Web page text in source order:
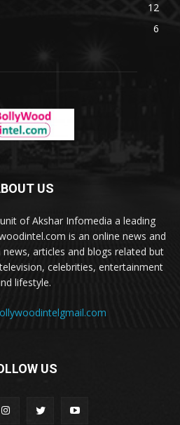
12
6
US
of Akshar Infomedia a leading
is an online news and
articles and blogs related but
celebrities, entertainment
lifestyle.
US